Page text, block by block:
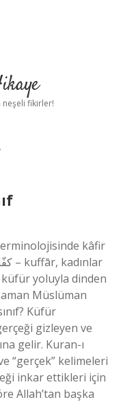
neşeli fikirler!
kâfir
küfür yoluyla dinden
Müslüman
Küfür
gizleyen ve
gelir. Kuran-ı
“gerçek” kelimeleri
inkar ettikleri için
Allah’tan başka